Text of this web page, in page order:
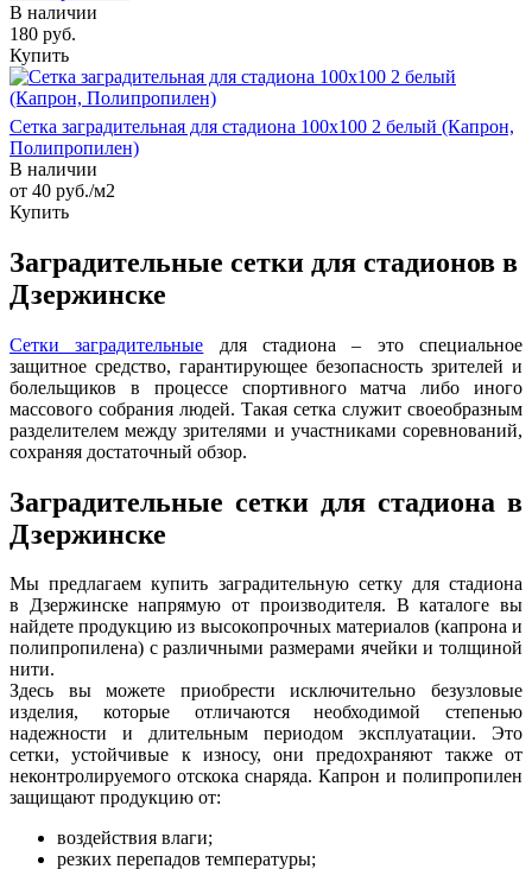
В наличии
180 руб.
Купить
Сетка заградительная для стадиона 100х100 2 белый (Капрон,
Полипропилен)
В наличии
от 40 руб./м2
Купить
Заградительные сетки для стадионов в
Дзержинске
Сетки заградительные для стадиона – это специальное
защитное средство, гарантирующее безопасность зрителей и
болельщиков в процессе спортивного матча либо иного
массового собрания людей. Такая сетка служит своеобразным
разделителем между зрителями и участниками соревнований,
сохраняя достаточный обзор.
Заградительные сетки для стадиона в
Дзержинске
Мы предлагаем купить заградительную сетку для стадиона
в Дзержинске напрямую от производителя. В каталоге вы
найдете продукцию из высокопрочных материалов (капрона и
полипропилена) с различными размерами ячейки и толщиной
нити.
Здесь вы можете приобрести исключительно безузловые
изделия, которые отличаются необходимой степенью
надежности и длительным периодом эксплуатации. Это
сетки, устойчивые к износу, они предохраняют также от
неконтролируемого отскока снаряда. Капрон и полипропилен
защищают продукцию от:
воздействия влаги;
резких перепадов температуры;